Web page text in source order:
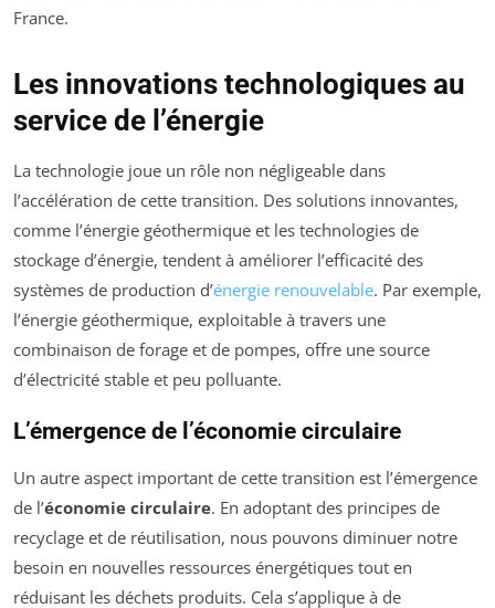
France.
Les innovations technologiques au
service de l’énergie
La technologie joue un rôle non négligeable dans
l’accélération de cette transition. Des solutions innovantes,
comme l’énergie géothermique et les technologies de
stockage d’énergie, tendent à améliorer l’efficacité des
systèmes de production d’énergie renouvelable. Par exemple,
l’énergie géothermique, exploitable à travers une
combinaison de forage et de pompes, offre une source
d’électricité stable et peu polluante.
L’émergence de l’économie circulaire
Un autre aspect important de cette transition est l’émergence
de l’économie circulaire. En adoptant des principes de
recyclage et de réutilisation, nous pouvons diminuer notre
besoin en nouvelles ressources énergétiques tout en
réduisant les déchets produits. Cela s’applique à de